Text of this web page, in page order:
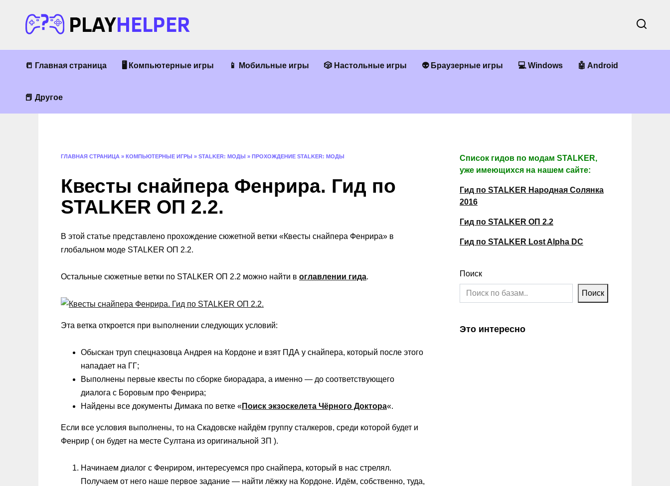
содержанию
📒 Главная страница 🖥 Компьютерные игры 📱 Мобильные игры 🎲 Настольные игры 👽 Браузерные игры 💻 Windows 🤖 Android
📕 Другое
ГЛАВНАЯ СТРАНИЦА » КОМПЬЮТЕРНЫЕ ИГРЫ » STALKER: МОДЫ » ПРОХОЖДЕНИЕ STALKER: МОДЫ
Квесты снайпера Фенрира. Гид по
STALKER ОП 2.2.
В этой статье представлено прохождение сюжетной ветки «Квесты снайпера Фенрира» в
глобальном моде STALKER ОП 2.2.
Остальные сюжетные ветки по STALKER ОП 2.2 можно найти в оглавлении гида.
Эта ветка откроется при выполнении следующих условий:
Обыскан труп спецназовца Андрея на Кордоне и взят ПДА у снайпера, который после этого
нападает на ГГ;
Выполнены первые квесты по сборке биорадара, а именно — до соответствующего
диалога с Боровым про Фенрира;
Найдены все документы Димака по ветке «Поиск экзоскелета Чёрного Доктора«.
Если все условия выполнены, то на Скадовске найдём группу сталкеров, среди которой будет и
Фенрир ( он будет на месте Султана из оригинальной ЗП ).
Начинаем диалог с Фенриром, интересуемся про снайпера, который в нас стрелял.
Получаем от него наше первое задание — найти лёжку на Кордоне. Идём, собственно, туда,
Список гидов по модам STALKER,
уже имеющихся на нашем сайте:
Гид по STALKER Народная Солянка
2016
Гид по STALKER ОП 2.2
Гид по STALKER Lost Alpha DC
Поиск
Поиск
Это интересно